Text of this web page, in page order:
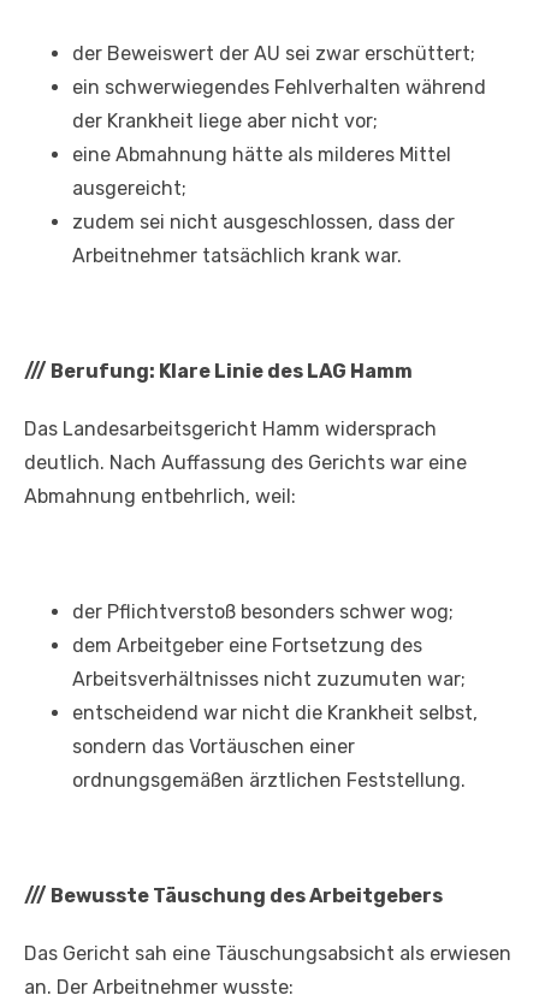
der Beweiswert der AU sei zwar erschüttert;
ein schwerwiegendes Fehlverhalten während
der Krankheit liege aber nicht vor;
eine Abmahnung hätte als milderes Mittel
ausgereicht;
zudem sei nicht ausgeschlossen, dass der
Arbeitnehmer tatsächlich krank war.
/// Berufung: Klare Linie des LAG Hamm
Das Landesarbeitsgericht Hamm widersprach
deutlich. Nach Auffassung des Gerichts war eine
Abmahnung entbehrlich, weil:
der Pflichtverstoß besonders schwer wog;
dem Arbeitgeber eine Fortsetzung des
Arbeitsverhältnisses nicht zuzumuten war;
entscheidend war nicht die Krankheit selbst,
sondern das Vortäuschen einer
ordnungsgemäßen ärztlichen Feststellung.
/// Bewusste Täuschung des Arbeitgebers
Das Gericht sah eine Täuschungsabsicht als erwiesen
an. Der Arbeitnehmer wusste: